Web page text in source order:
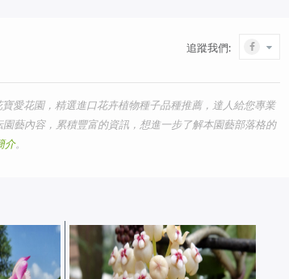
追蹤我們:
愛花園，精選進口花卉植物種子品種推薦，達人給您專業
藝內容，累積豐富的資訊，想進一步了解本園藝部落格的
介。